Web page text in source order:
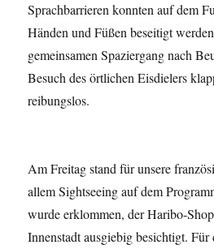
Sprachbarrieren konnten auf dem
Händen und Füßen beseitigt
gemeinsamen Spaziergang nach
Besuch des örtlichen Eisdielers
reibungslos.
Am Freitag stand für unsere
allem Sightseeing auf dem
wurde erklommen, der Haribo-
Innenstadt ausgiebig besichtigt.